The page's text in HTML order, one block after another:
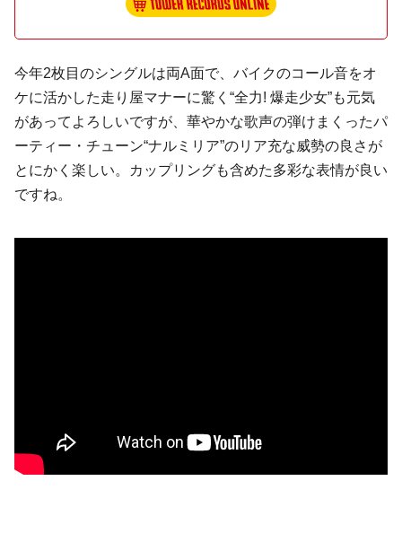
今年2枚目のシングルは両A面で、バイクのコール音をオ
ケに活かした走り屋マナーに驚く“全力! 爆走少女”も元気
があってよろしいですが、華やかな歌声の弾けまくったパ
ーティー・チューン“ナルミリア”のリア充な威勢の良さが
とにかく楽しい。カップリングも含めた多彩な表情が良い
ですね。